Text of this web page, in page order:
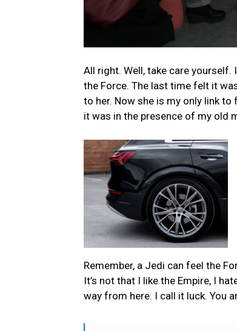
All right. Well, take care yourself.
the Force. The last time felt it
to her. Now she is my only link
it was in the presence of my old
Remember, a Jedi can feel the
It’s not that I like the Empire, I
way from here. I call it luck. You